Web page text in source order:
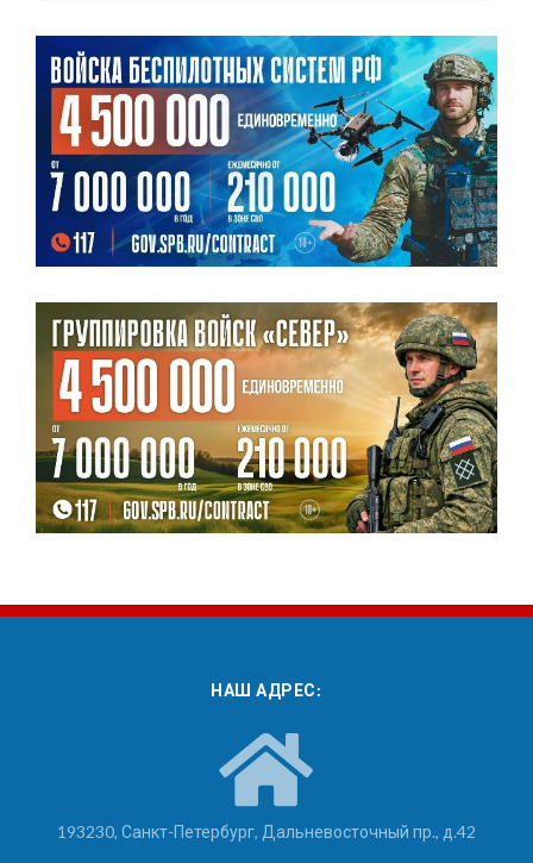
НАШ АДРЕС:
193230, Санкт-Петербург, Дальневосточный пр., д.42